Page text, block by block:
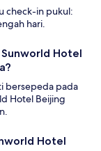
check-in pukul:
hari.
Hotel
bersepeda pada
Hotel Beijing
Hotel